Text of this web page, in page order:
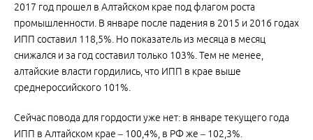
2017 год прошел в Алтайском крае под флагом роста
промышленности. В январе после падения в 2015 и 2016 годах
ИПП составил 118,5%. Но показатель из месяца в месяц
снижался и за год составил только 103%. Тем не менее,
алтайские власти гордились, что ИПП в крае выше
среднероссийского 101%.
Сейчас повода для гордости уже нет: в январе текущего года
ИПП в Алтайском крае – 100,4%, в РФ же – 102,3%.